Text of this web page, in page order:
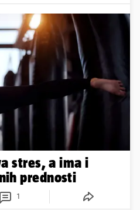
stres, a ima i
prednosti
1